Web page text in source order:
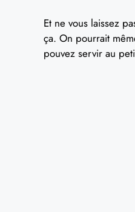
Et ne vous laissez
ça. On pourrait
pouvez servir au